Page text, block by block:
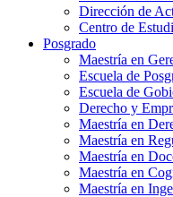
Dirección de
Centro de
Posgrado
Maestría en
Escuela de
Escuela de
Derecho y
Maestría en
Maestría en
Maestría en
Maestría en
Maestría en